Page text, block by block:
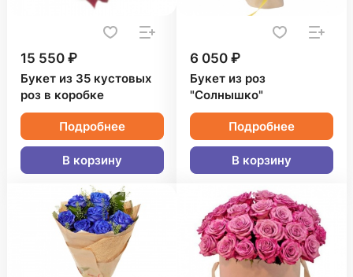
15 550 ₽
Букет из 35 кустовых
роз в коробке
Подробнее
В корзину
6 050 ₽
Букет из роз
"Солнышко"
Подробнее
В корзину